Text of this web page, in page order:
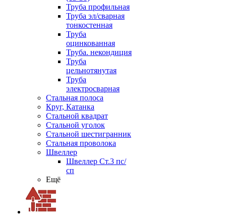
Труба профильная
Труба эл/сварная
тонкостенная
Труба
оцинкованная
Труба. некондиция
Труба
цельнотянутая
Труба
электросварная
Стальная полоса
Круг, Катанка
Стальной квадрат
Стальной уголок
Стальной шестигранник
Стальная проволока
Швеллер
Швеллер Ст.3 пс/
сп
Ещё